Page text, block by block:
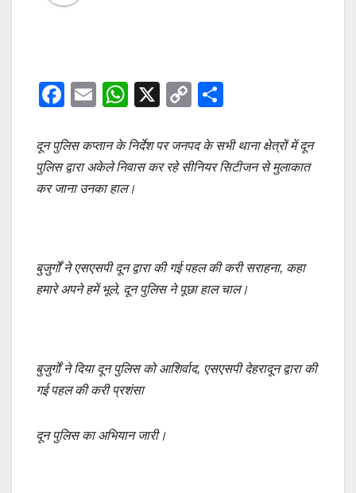
F
c
e
b
k
E
ail
W
at
s
A
X
C
p
y
ar
e
दून पुलिस कप्तान के निर्देश पर जनपद के सभी थाना क्षेत्रों में दून
पुलिस द्वारा अकेले निवास कर रहे सीनियर सिटीजन से मुलाकात
कर जाना उनका हाल।
बुजुर्गों ने एसएसपी दून द्वारा की गई पहल की करी सराहना, कहा
हमारे अपने हमें भूले, दून पुलिस ने पूछा हाल चाल।
बुजुर्गाें ने दिया दून पुलिस को आशिर्वाद, एसएसपी देहरादून द्वारा की
गई पहल की करी प्रशंसा
दून पुलिस का अभियान जारी।